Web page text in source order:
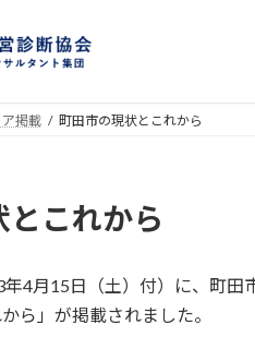
ア掲載 町田市の現状とこれから
とこれから
4月15日（土）付）に、町
ら」が掲載されました。